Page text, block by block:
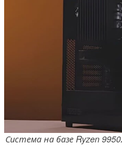
Система на базе Ryzen